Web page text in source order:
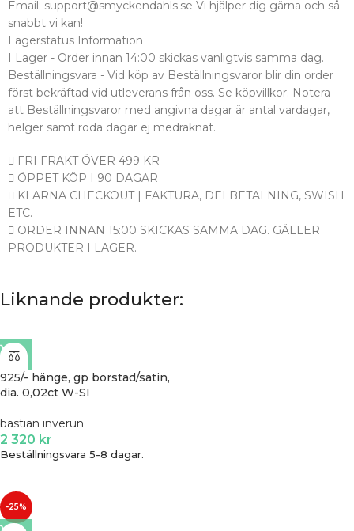
Email: support@smyckendahls.se Vi hjälper dig gärna och så
snabbt vi kan!
Lagerstatus Information
I Lager - Order innan 14:00 skickas vanligtvis samma dag.
Beställningsvara - Vid köp av Beställningsvaror blir din order
först bekräftad vid utleverans från oss. Se köpvillkor. Notera
att Beställningsvaror med angivna dagar är antal vardagar,
helger samt röda dagar ej medräknat.
FRI FRAKT ÖVER 499 KR
ÖPPET KÖP I 90 DAGAR
KLARNA CHECKOUT | FAKTURA, DELBETALNING, SWISH
ETC.
ORDER INNAN 15:00 SKICKAS SAMMA DAG. GÄLLER
PRODUKTER I LAGER.
Liknande produkter:
925/- hänge, gp borstad/satin,
dia. 0,02ct W-SI
bastian inverun
2 320 kr
Beställningsvara 5-8 dagar.
-25%